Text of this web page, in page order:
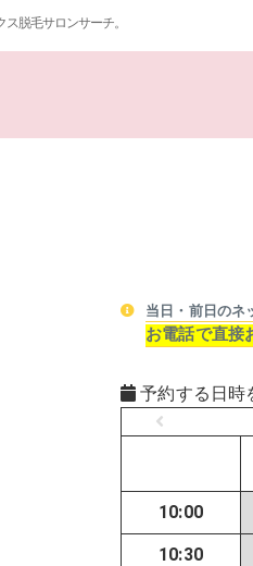
脱毛サロンサーチ。
当日・前日のネ
お電話で直接
予約する日時
10:00
10:30